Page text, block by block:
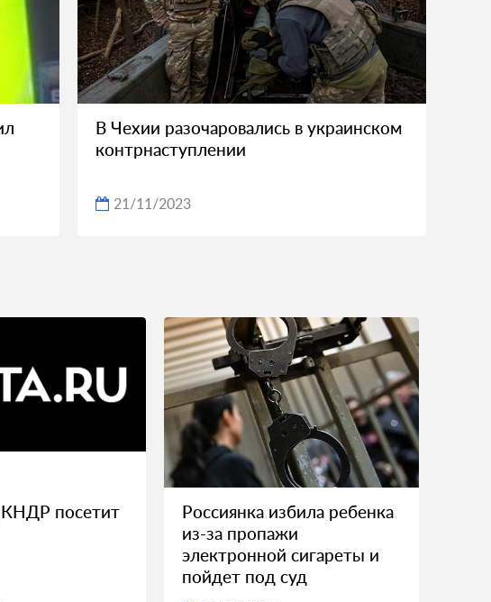
В Чехии разочаровались в украинском
контрнаступлении
21/11/2023
посетит
Россиянка избила ребенка
из-за пропажи
электронной сигареты и
пойдет под суд